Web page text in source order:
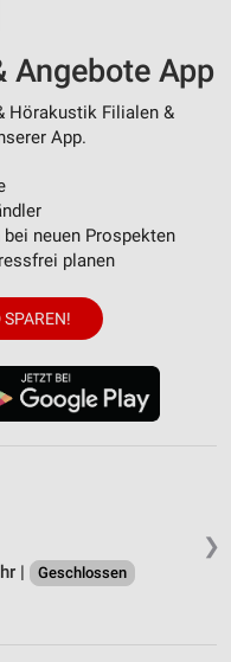
Angebote App
Hörakustik Filialen &
App.
neuen Prospekten
planen
❯
|
Geschlossen